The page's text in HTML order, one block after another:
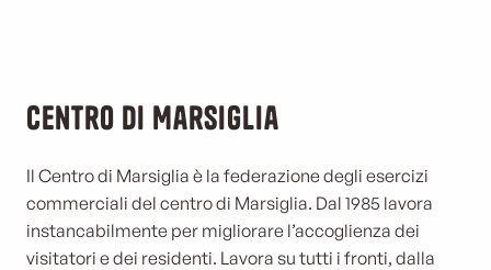
Centro di Marsiglia
Il Centro di Marsiglia è la federazione degli esercizi
commerciali del centro di Marsiglia. Dal 1985 lavora
instancabilmente per migliorare l’accoglienza dei
visitatori e dei residenti. Lavora su tutti i fronti, dalla